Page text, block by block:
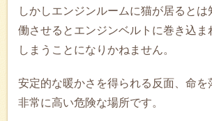
しかしエンジンルームに猫が居るとは
働させるとエンジンベルトに巻き込ま
しまうことになりかねません。
安定的な暖かさを得られる反面、命を
非常に高い危険な場所です。